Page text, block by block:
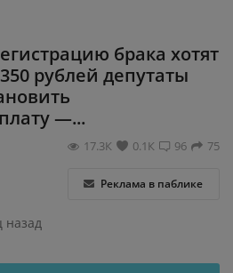
брака хотят
рублей депутаты
—...
75
96
0.1К
17.3К
Реклама в паблике
назад